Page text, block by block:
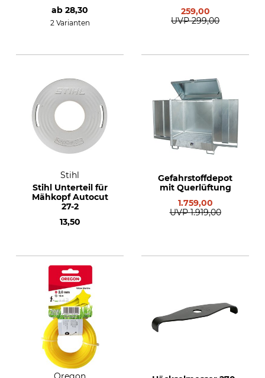
ab 28,30
2 Varianten
259,00
UVP 299,00
Stihl
Stihl Unterteil für
Mähkopf Autocut
27-2
13,50
Gefahrstoffdepot
mit Querlüftung
1.759,00
UVP 1.919,00